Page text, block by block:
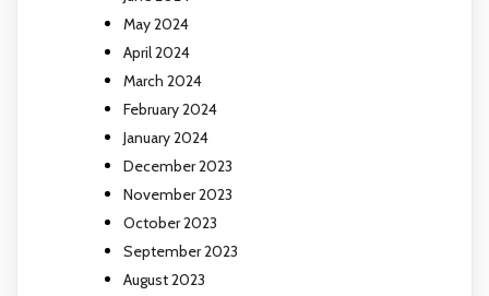
May 2024
April 2024
March 2024
February 2024
January 2024
December 2023
November 2023
October 2023
September 2023
August 2023